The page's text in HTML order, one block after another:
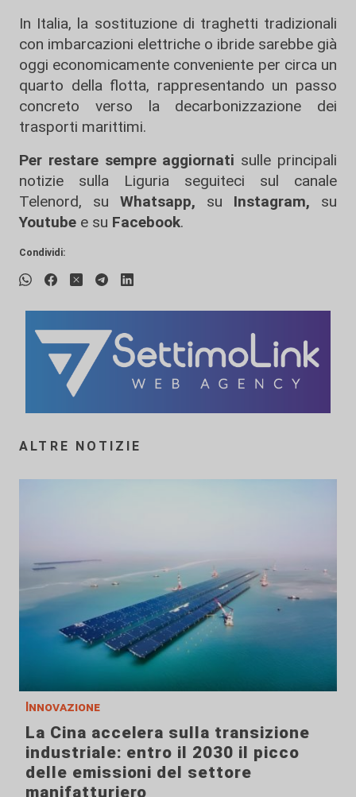
In Italia, la sostituzione di traghetti tradizionali
con imbarcazioni elettriche o ibride sarebbe già
oggi economicamente conveniente per circa un
quarto della flotta, rappresentando un passo
concreto verso la decarbonizzazione dei
trasporti marittimi.
Per restare sempre aggiornati sulle principali
notizie sulla Liguria seguiteci sul canale
Telenord, su
Whatsapp, su Instagram, su
Youtube e su Facebook.
Condividi:
ALTRE NOTIZIE
Innovazione
La Cina accelera sulla transizione
industriale: entro il 2030 il picco
delle emissioni del settore
manifatturiero